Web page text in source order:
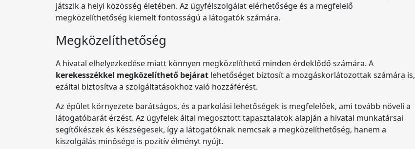
játszik a helyi közösség életében. Az ügyfélszolgálat elérhetősége és a megfelelő
megközelíthetőség kiemelt fontosságú a látogatók számára.
Megközelíthetőség
A hivatal elhelyezkedése miatt könnyen megközelíthető minden érdeklődő számára. A
kerekesszékkel megközelíthető bejárat lehetőséget biztosít a mozgáskorlátozottak számára is,
ezáltal biztosítva a szolgáltatásokhoz való hozzáférést.
Az épület környezete barátságos, és a parkolási lehetőségek is megfelelőek, ami tovább növeli a
látogatóbarát érzést. Az ügyfelek által megosztott tapasztalatok alapján a hivatal munkatársai
segítőkészek és készségesek, így a látogatóknak nemcsak a megközelíthetőség, hanem a
kiszolgálás minősége is pozitív élményt nyújt.